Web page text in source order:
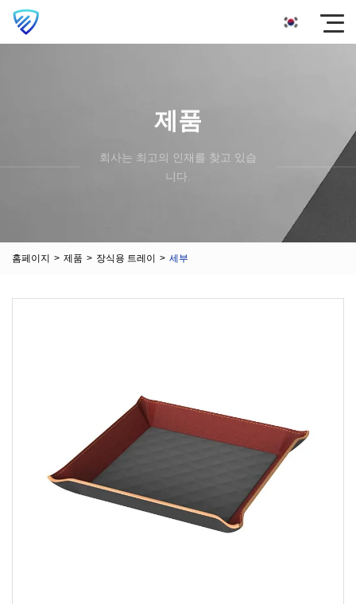
제품
회사는 최고의 인재를 찾고 있습
니다.
홈페이지 > 제품 > 장식용 트레이 > 세부